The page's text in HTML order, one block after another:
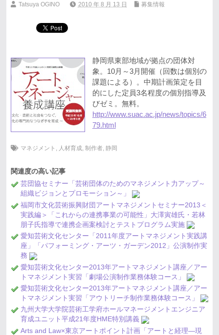
Tatsuya OGINO 2010 年 8 月 13 日 募集情報
静岡県東部地域が拠点の団体対
象。10月～3月開催（回数は個別の
課題による）。中期計画策定を目
的にした定員3名程度の個別指導及
びゼミ。無料。
http://www.suac.ac.jp/news/topics/6
79.html
マネジメント , 人材育成, 制作者, 静岡
関連度の高い記事
芸団協セミナー「芸術団体のためのマネジメント力アップ～
組織ビジョンとプロモーション～」
福岡市文化芸術振興財団アートマネジメントセミナー2013＜
実践編＞「これからの連携事業の可能性」大澤寅雄氏・若林
朋子氏指導で連携企画案検討とテストプログラム実施
愛知芸術文化センター「2011年度アートマネジメント実践講
座」「パフォーミング・アーツ・ガーデン2012」公演制作実
務
愛知芸術文化センター2013年アートマネジメント講座／アー
トマネジメント実習「劇場公演制作業務体験コース」
愛知芸術文化センター2013年アートマネジメント講座／アー
トマネジメント実習「アウトリーチ制作業務体験コース」
九州大学大学院芸術工学府ホールマネージメントエンジニア
育成ユニット平成21年度HME特別講義
Arts and Law×東京アートポイント計画「アートと経理―現